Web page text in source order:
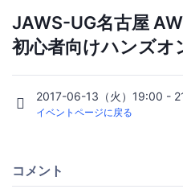
JAWS-UG名古屋
初心者向けハンズオ
2017-06-13（火）19:00 -
イベントページに戻る
コメント